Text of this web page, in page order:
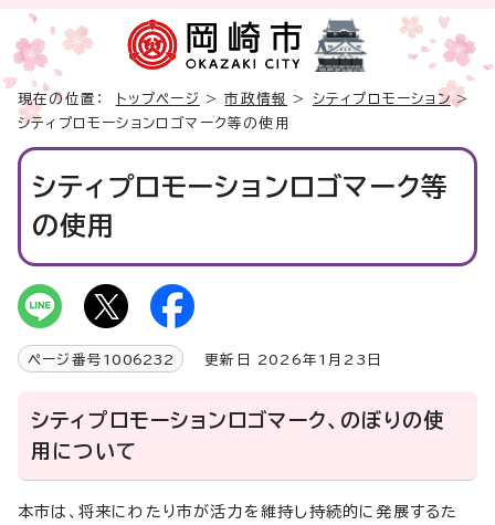
現在の位置： トップページ >市政情報 > シティプロモーション>
シティプロモーションロゴマーク等の使用
シティプロモーションロゴマーク等
の使用
ページ番号 1006232 更新日 2026年1月23日
シティプロモーションロゴマーク、のぼりの使
用について
本市は、将来にわたり市が活力を維持し持続的に発展するた